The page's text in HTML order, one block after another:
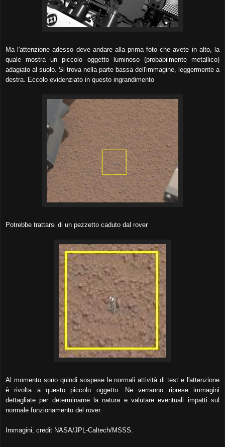
Ma l'attenzione adesso deve andare alla prima foto che avete in alto, la
quale mostra un piccolo oggetto luminoso (probabilmente metallico)
adagiato al suolo. Si trova nella parte bassa dell'immagine, leggermente a
destra. Eccolo evidenziato in questo ingrandimento
Potrebbe trattarsi di un pezzetto caduto dal rover
Al momento sono quindi sospese le normali attività di test e l'attenzione
è rivolta a questo piccolo oggetto. Ne verranno riprese immagini
dettagliate per determinarne la natura e valutare eventuali impatti sul
normale funzionamento del rover.
Immagini, credit NASA/JPL-Caltech/MSSS.